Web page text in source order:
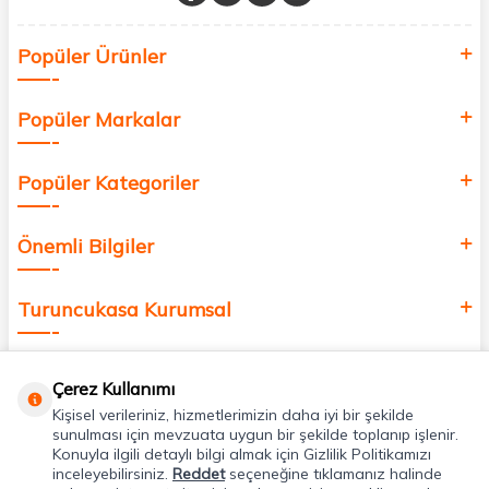
değer katmak için bize katılın!
Popüler Ürünler
Popüler Markalar
Popüler Kategoriler
Önemli Bilgiler
Turuncukasa Kurumsal
Uygulamalarımız
Çerez Kullanımı
Kişisel verileriniz, hizmetlerimizin daha iyi bir şekilde
sunulması için mevzuata uygun bir şekilde toplanıp işlenir.
Konuyla ilgili detaylı bilgi almak için Gizlilik Politikamızı
inceleyebilirsiniz. Reddetseçeneğine tıklamanız halinde